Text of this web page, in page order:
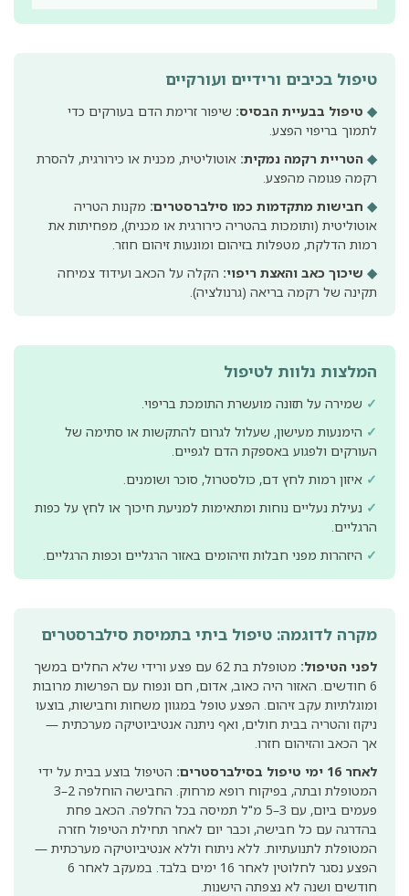
טיפול בכיבים ורידיים ועורקיים
◆ טיפול בבעיית הבסיס: שיפור זרימת הדם בעורקים כדי
לתמוך בריפוי הפצע.
◆ הטריית רקמה נמקית: אוטוליטית, מכנית או כירורגית, להסרת
רקמה פגומה מהפצע.
◆ חבישות מתקדמות כמו סילברסטרים: מקנות הטריה
אוטוליטית (ותומכות בהטריה כירורגית או מכנית), מפחיתות את
רמות הדלקת, מטפלות בזיהום ומונעות זיהום חוזר.
◆ שיכוך כאב והאצת ריפוי: הקלה על הכאב ועידוד צמיחה
תקינה של רקמה בריאה (גרנולציה).
המלצות נלוות לטיפול
✓ שמירה על תזונה מועשרת התומכת בריפוי.
✓ הימנעות מעישון, שעלול לגרום להתקשות או סתימה של
העורקים ולפגוע באספקת הדם לגפיים.
✓ איזון רמות לחץ דם, כולסטרול, סוכר ושומנים.
✓ נעילת נעליים נוחות ומתאימות למניעת חיכוך או לחץ על כפות
הרגליים.
✓ היזהרות מפני חבלות וזיהומים באזור הרגליים וכפות הרגליים.
מקרה לדוגמה: טיפול ביתי בתמיסת סילברסטרים
לפני הטיפול:
מטופלת בת 62 עם פצע ורידי שלא החלים במשך
6 חודשים. האזור היה כאוב, אדום, חם ונפוח עם הפרשות מרובות
ומוגלתיות עקב זיהום. הפצע טופל במגוון משחות וחבישות, בוצעו
ניקוז והטריה בבית חולים, ואף ניתנה אנטיביוטיקה מערכתית —
אך הכאב והזיהום חזרו.
לאחר 16 ימי טיפול בסילברסטרים:
הטיפול בוצע בבית על ידי
המטופלת ובתה, בפיקוח רופא מרחוק. החבישה הוחלפה 2–3
פעמים ביום, עם 3–5 מ"ל תמיסה בכל החלפה. הכאב פחת
בהדרגה עם כל חבישה, וכבר יום לאחר תחילת הטיפול חזרה
המטופלת לתנועתיות. ללא ניתוח וללא אנטיביוטיקה מערכתית —
הפצע נסגר לחלוטין לאחר 16 ימים בלבד. במעקב לאחר 6
חודשים ושנה לא נצפתה הישנות.